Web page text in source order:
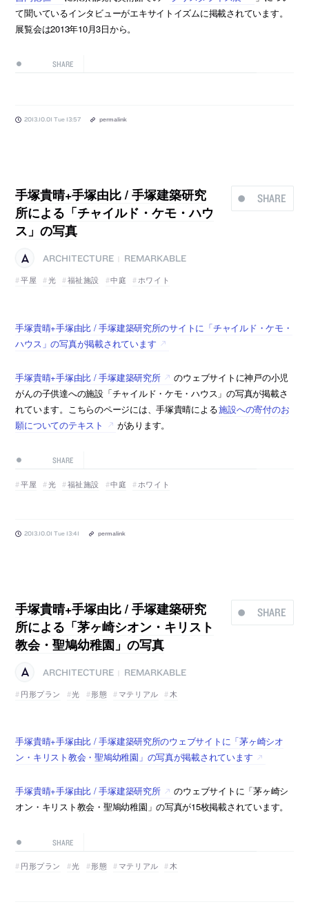
て聞いているインタビューがエキサイトイズムに掲載されています。
展覧会は2013年10月3日から。
SHARE
2013.10.01 Tue 13:57 permalink
SHARE
手塚貴晴+手塚由比 / 手塚建築研究
所による「チャイルド・ケモ・ハウ
ス」の写真
ARCHITECTURE
REMARKABLE
平屋
光 福祉施設 中庭 ホワイト
手塚貴晴+手塚由比 / 手塚建築研究所のサイトに「チャイルド・ケモ・
ハウス」の写真が掲載されています
手塚貴晴+手塚由比 / 手塚建築研究所
のウェブサイトに神戸の小児
がんの子供達への施設「チャイルド・ケモ・ハウス」の写真が掲載さ
れています。こちらのページには、手塚貴晴による施設への寄付のお
願についてのテキスト
があります。
SHARE
平屋 光 福祉施設 中庭 ホワイト
2013.10.01 Tue 13:41 permalink
SHARE
手塚貴晴+手塚由比 / 手塚建築研究
所による「茅ヶ崎シオン・キリスト
教会・聖鳩幼稚園」の写真
ARCHITECTURE
REMARKABLE
円形プラン
光 形態 マテリアル 木
手塚貴晴+手塚由比 / 手塚建築研究所のウェブサイトに「茅ヶ崎シオ
ン・キリスト教会・聖鳩幼稚園」の写真が掲載されています
手塚貴晴+手塚由比 / 手塚建築研究所
のウェブサイトに「茅ヶ崎シ
オン・キリスト教会・聖鳩幼稚園」の写真が15枚掲載されています。
SHARE
円形プラン 光 形態 マテリアル 木